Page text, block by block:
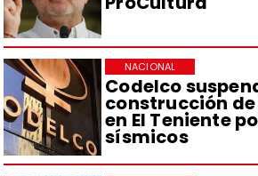
Codelco
construcción
en El Teniente
sísmicos
NACIONAL